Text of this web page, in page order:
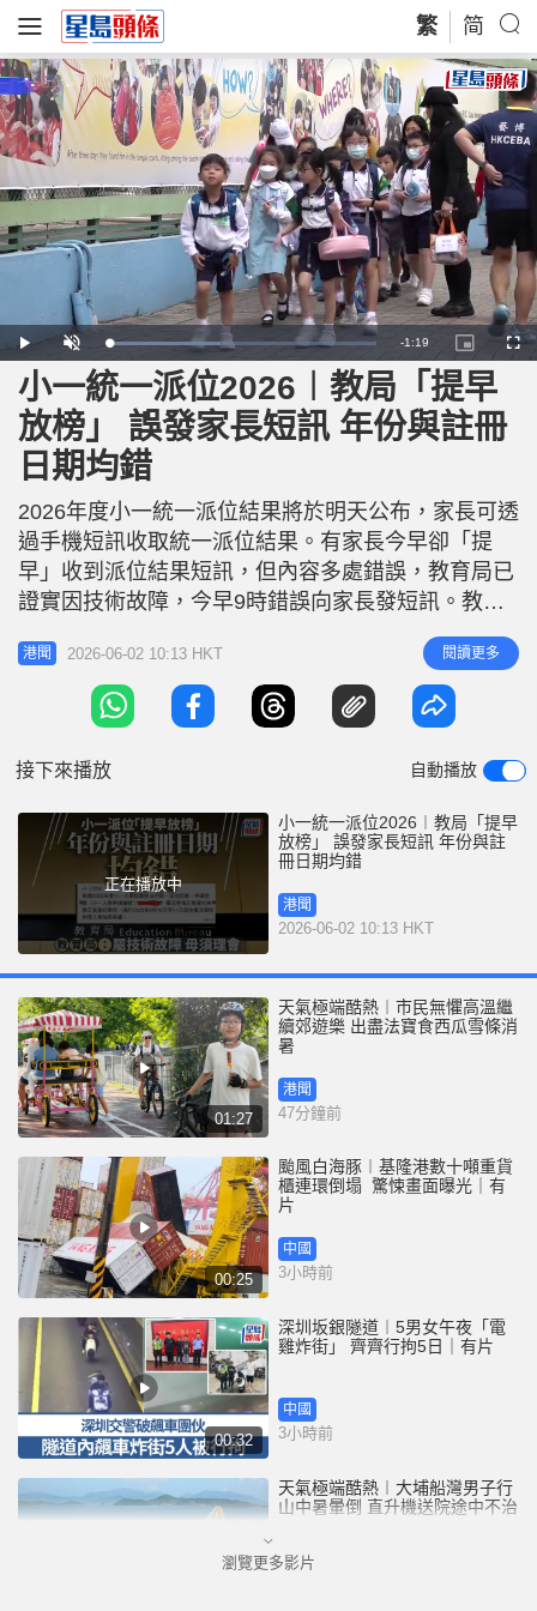
繁 简
P
l
y
U
n
u
e
L
o
a
d
e
d
:
4
2
R
m
n
i
n
-1:19
P
i
c
u
e
-
i
c
t
u
F
u
小一統一派位2026︱教局「提早
放榜」 誤發家長短訊 年份與註冊
日期均錯
2026年度小一統一派位結果將於明天公布，家長可透
過手機短訊收取統一派位結果。有家長今早卻「提
早」收到派位結果短訊，但內容多處錯誤，教育局已
證實因技術故障，今早9時錯誤向家長發短訊。教育
局兩度就事件向家長致歉，呼籲家長毋須理會今早收
到的短訊。當局已即時修復系統，並成立危機處理小
組跟進，全面檢視系統、流程、人手配合等，將優化
系統及發放機制的監管流程。 延伸閱讀：升小「僧
港聞 2026-06-02 10:13 HKT 閱讀更多
接下來播放 自動播放
正在播放中
小一統一派位2026︱教局「提早
放榜」 誤發家長短訊 年份與註
冊日期均錯
港聞
2026-06-02 10:13 HKT
01:27
天氣極端酷熱︱市民無懼高溫繼
續郊遊樂 出盡法寶食西瓜雪條消
暑
港聞
47分鐘前
00:25
颱風白海豚︱基隆港數十噸重貨
櫃連環倒塌 驚悚畫面曝光｜有
片
中國
3小時前
00:32
深圳坂銀隧道︱5男女午夜「電
雞炸街」 齊齊行拘5日｜有片
中國
3小時前
天氣極端酷熱︱大埔船灣男子行
山中暑暈倒 直升機送院途中不治
港聞
瀏覽更多影片